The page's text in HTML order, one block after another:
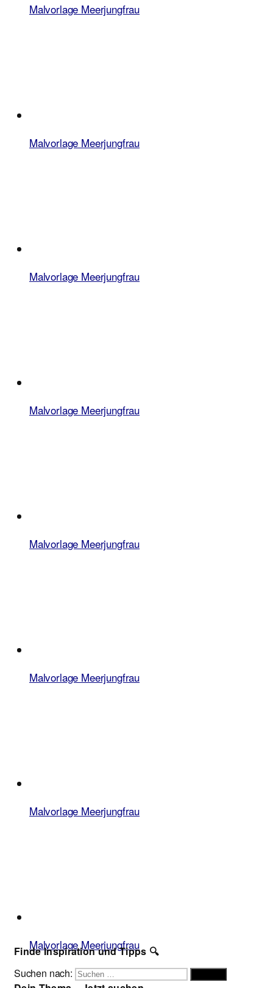
Malvorlage Meerjungfrau
Malvorlage Meerjungfrau
Malvorlage Meerjungfrau
Malvorlage Meerjungfrau
Malvorlage Meerjungfrau
Malvorlage Meerjungfrau
Malvorlage Meerjungfrau
Malvorlage Meerjungfrau
Finde Inspiration und Tipps 🔍
Suchen nach: